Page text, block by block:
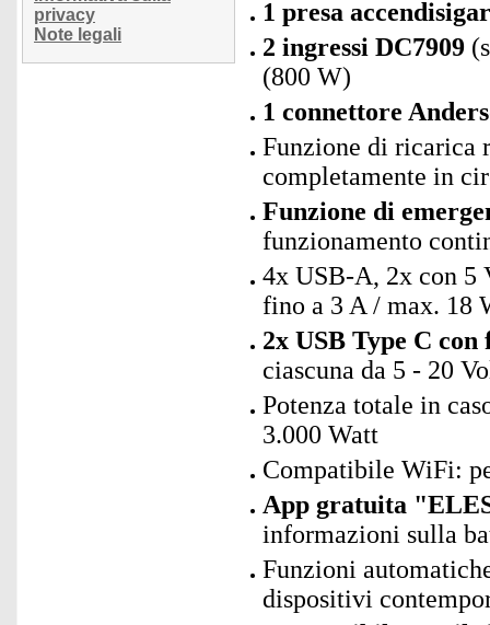
privacy
Note legali
1 presa
2 ingressi DC7909
(800 W)
1 connettore
Funzione di ricarica
completamente in
Funzione di
funzionamento
4x USB-A, 2x con 5
fino a 3 A / max. 18
2x USB Type C
ciascuna da 5 - 20
Potenza totale in
3.000 Watt
Compatibile WiFi:
App gratuita
informazioni sulla
Funzioni
dispositivi